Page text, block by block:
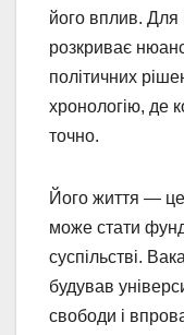
його вплив. Для
розкриває
політичних
хронологію, де
точно.
Його життя — це
може стати
суспільстві.
будував
свободи і